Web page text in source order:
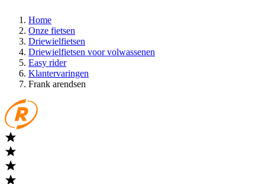
Home
Onze fietsen
Driewielfietsen
Driewielfietsen voor volwassenen
Easy rider
Klantervaringen
Frank arendsen